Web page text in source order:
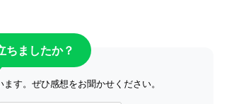
ちましたか？
す。ぜひ感想をお聞かせください。